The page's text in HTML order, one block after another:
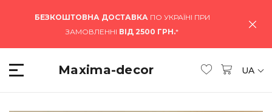
БЕЗКОШТОВНА ДОСТАВКАПО УКРАЇНІ ПРИ
ЗАМОВЛЕННІ ВІД 2500 ГРН.*
Maxima-decor UA